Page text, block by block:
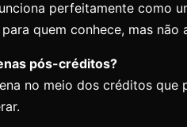
perfeitamente como
quem conhece, mas
pós-créditos?
no meio dos créditos